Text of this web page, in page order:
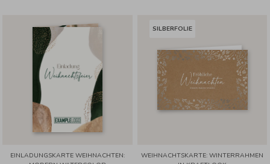
EINLADUNGSKARTE WEIHNACHTEN:
SILBERFOLIE
WEIHNACHTSKARTE: WINTERRAHMEN